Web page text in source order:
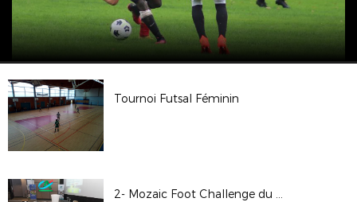
Tournoi Futsal Féminin
2- Mozaic Foot Challenge du 08/12/17